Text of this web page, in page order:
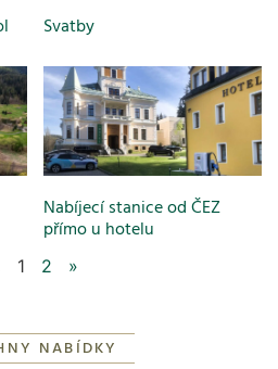
Svatby
Nabíjecí stanice od ČEZ
přímo u hotelu
1 2 »
NABÍDKY